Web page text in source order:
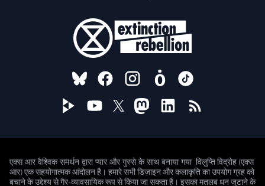
FOLLOW US ON
एक्स आर वैश्विक समर्थन द्वारा प्यार और गुस्से के साथ बनाया गया विलुप्ति विद्रोह (एक्स
आर) एक सहयोगात्मक आंदोलन है। हमारे सभी डिज़ाइन और कलाकृति का उपयोग ग्रह को
बचाने के उद्देश्य से गैर-व्यावसायिक रूप से किया जा सकता है। इसका मतलब धन जुटाने के